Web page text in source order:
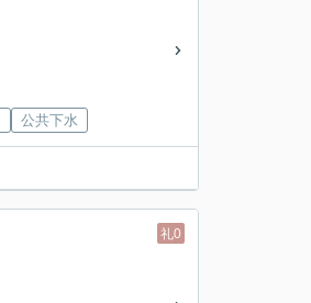
公共下水
礼0